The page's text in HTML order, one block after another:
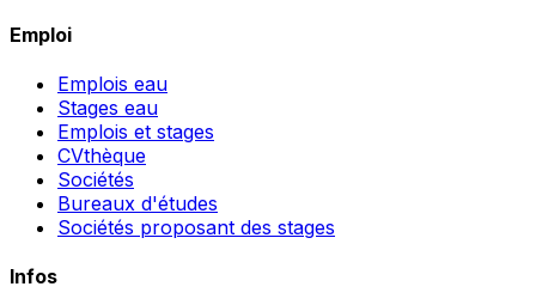
Emploi
Emplois eau
Stages eau
Emplois et stages
CVthèque
Sociétés
Bureaux d'études
Sociétés proposant des stages
Infos